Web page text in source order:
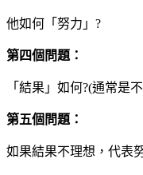
他如何「努力」?
第四個問題：
「結果」如何?(通常是
第五個問題：
如果結果不理想，代表